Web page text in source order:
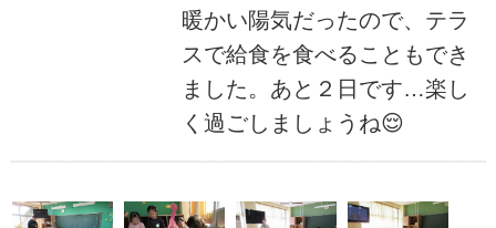
暖かい陽気だったので、テラ
スで給食を食べることもでき
ました。あと２日です…楽し
く過ごしましょうね😌